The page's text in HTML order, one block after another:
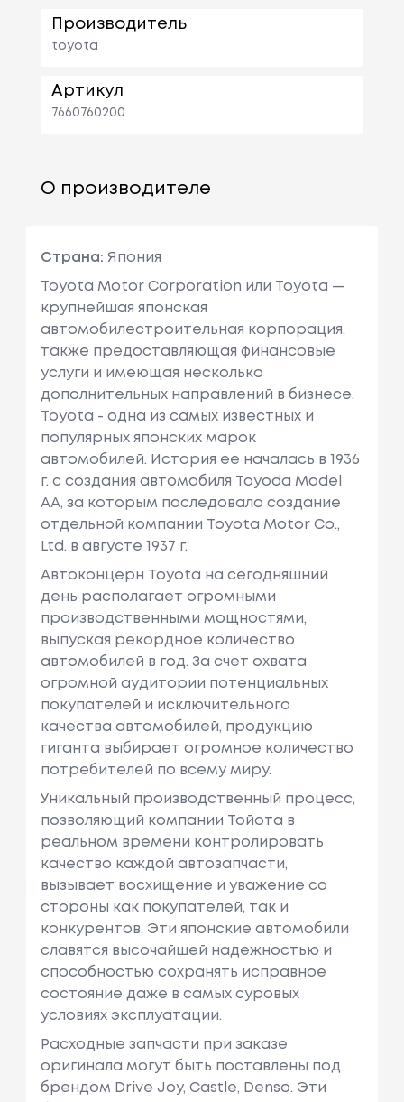
Производитель
toyota
Артикул
7660760200
О производителе
Страна: Япония
Toyota Motor Corporation или Toyota —
крупнейшая японская
автомобилестроительная корпорация,
также предоставляющая финансовые
услуги и имеющая несколько
дополнительных направлений в бизнесе.
Toyota - одна из самых известных и
популярных японских марок
автомобилей. История ее началась в 1936
г. с создания автомобиля Toyoda Model
AA, за которым последовало создание
отдельной компании Toyota Motor Co.,
Ltd. в августе 1937 г.
Автоконцерн Toyota на сегодняшний
день располагает огромными
производственными мощностями,
выпуская рекордное количество
автомобилей в год. За счет охвата
огромной аудитории потенциальных
покупателей и исключительного
качества автомобилей, продукцию
гиганта выбирает огромное количество
потребителей по всему миру.
Уникальный производственный процесс,
позволяющий компании Тойота в
реальном времени контролировать
качество каждой автозапчасти,
вызывает восхищение и уважение со
стороны как покупателей, так и
конкурентов. Эти японские автомобили
славятся высочайшей надежностью и
способностью сохранять исправное
состояние даже в самых суровых
условиях эксплуатации.
Расходные запчасти при заказе
оригинала могут быть поставлены под
брендом Drive Joy, Castle, Denso. Эти